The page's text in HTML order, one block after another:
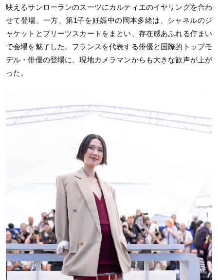
映えるサンローランのスーツにカルティエのイヤリングを合わ
せて登場。一方、第1子を妊娠中の岡本多緒は、シャネルのジ
ャケットとプリーツスカートをまとい、存在感あふれる佇まい
で会場を魅了した。フランスを代表する俳優と国際的トップモ
デル・俳優の登場に、現地カメラマンからも大きな歓声が上が
った。